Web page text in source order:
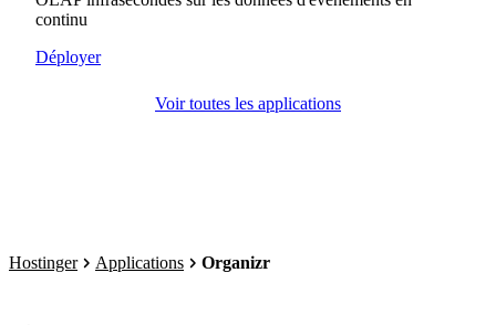
continu
Déployer
Voir toutes les applications
Hostinger Applications Organizr